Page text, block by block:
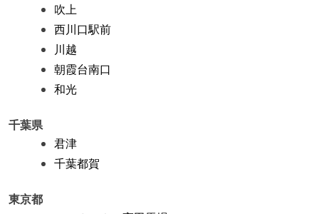
吹上
西川口駅前
川越
朝霞台南口
和光
千葉県
君津
千葉都賀
東京都